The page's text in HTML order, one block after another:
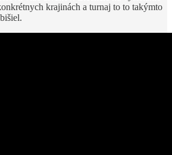
krajinách a turnaj to to takýmto